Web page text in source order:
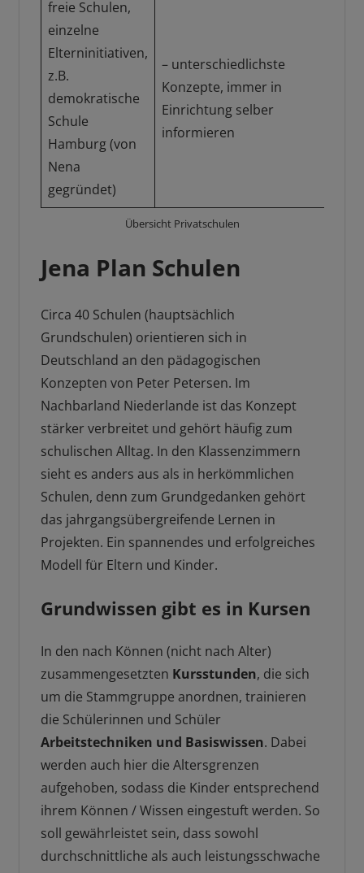
freie Schulen,
einzelne
Elterninitiativen,
z.B.
demokratische
Schule
Hamburg (von
Nena
gegründet)
– unterschiedlichste
Konzepte, immer in
Einrichtung selber
informieren
Übersicht Privatschulen
Jena Plan Schulen
Circa 40 Schulen (hauptsächlich
Grundschulen) orientieren sich in
Deutschland an den pädagogischen
Konzepten von Peter Petersen. Im
Nachbarland Niederlande ist das Konzept
stärker verbreitet und gehört häufig zum
schulischen Alltag. In den Klassenzimmern
sieht es anders aus als in herkömmlichen
Schulen, denn zum Grundgedanken gehört
das jahrgangsübergreifende Lernen in
Projekten. Ein spannendes und erfolgreiches
Modell für Eltern und Kinder.
Grundwissen gibt es in Kursen
In den nach Können (nicht nach Alter)
zusammengesetzten Kursstunden, die sich
um die Stammgruppe anordnen, trainieren
die Schülerinnen und Schüler
Arbeitstechniken und Basiswissen. Dabei
werden auch hier die Altersgrenzen
aufgehoben, sodass die Kinder entsprechend
ihrem Können / Wissen eingestuft werden. So
soll gewährleistet sein, dass sowohl
durchschnittliche als auch leistungsschwache